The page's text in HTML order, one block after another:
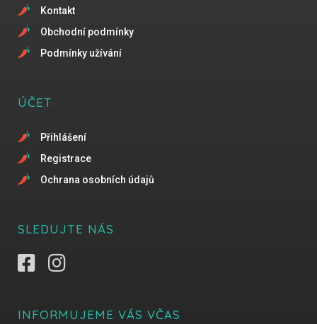
Kontakt
Obchodní podmínky
Podmínky užívání
ÚČET
Přihlášení
Registrace
Ochrana osobních údajů
SLEDUJTE NÁS
INFORMUJEME VÁS VČAS